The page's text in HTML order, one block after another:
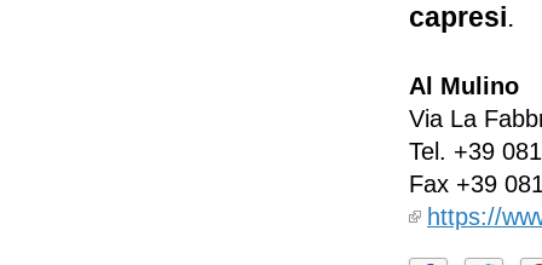
capresi.
Al Mulino
Via La
Tel. +39
Fax +39
https://